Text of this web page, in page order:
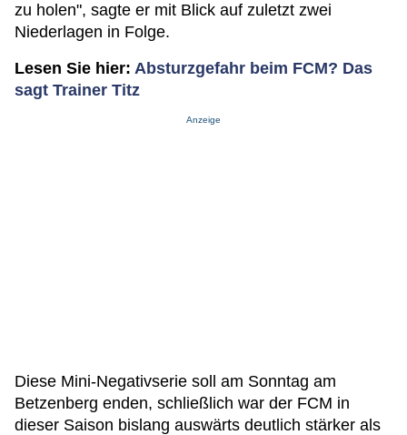
zu holen", sagte er mit Blick auf zuletzt zwei
Niederlagen in Folge.
Lesen Sie hier: Absturzgefahr beim FCM? Das
sagt Trainer Titz
Anzeige
Diese Mini-Negativserie soll am Sonntag am
Betzenberg enden, schließlich war der FCM in
dieser Saison bislang auswärts deutlich stärker als